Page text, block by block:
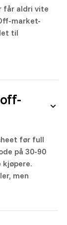
får aldri vite
market-
til
før full
på 30-90
kjøpere.
men